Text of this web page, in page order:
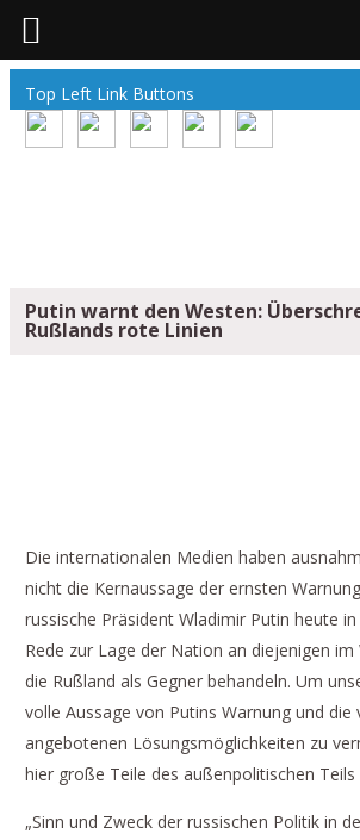
Top Left Link Buttons
Putin warnt den Westen:
Rußlands rote Linien
Die internationalen Medien haben
nicht die Kernaussage der ernsten
russische Präsident Wladimir Putin heute
Rede zur Lage der Nation an diejenigen
die Rußland als Gegner behandeln. Um
volle Aussage von Putins Warnung und die
angebotenen Lösungsmöglichkeiten zu
hier große Teile des außenpolitischen Teils
„Sinn und Zweck der russischen Politik in